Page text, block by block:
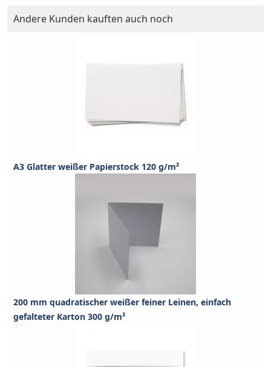
Andere Kunden kauften auch noch
A3 Glatter weißer Papierstock 120 g/m²
200 mm quadratischer weißer feiner Leinen, einfach
gefalteter Karton 300 g/m²